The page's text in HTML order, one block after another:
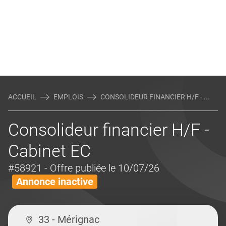
ACCUEIL EMPLOIS CONSOLIDEUR FINANCIER H/F - ...
Consolideur financier H/F -
Cabinet EC
#58921 - Offre publiée le 10/07/26
Annonce inactive
33 - Mérignac